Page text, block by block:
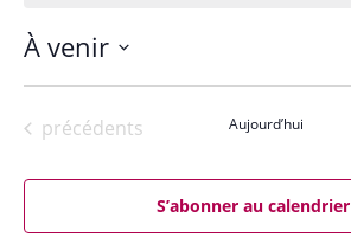
À venir
date.Évènements
précédents Aujourd’hui
S’abonner au calendrier